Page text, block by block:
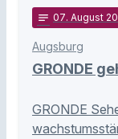
notes 07. August
Augsburg
GRONDE
GRONDE